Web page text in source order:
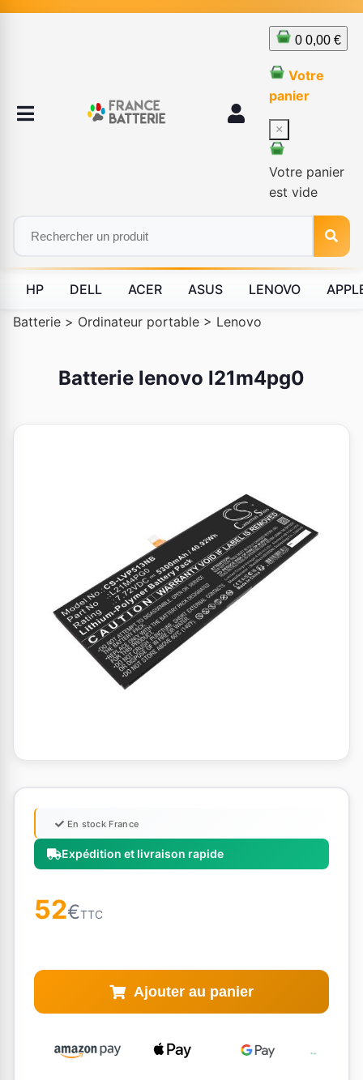
0 0,00 €
Votre
panier
×
Votre panier
est vide
HP DELL ACER ASUS LENOVO
Batterie > Ordinateur portable > Lenovo
Batterie lenovo l21m4pg0
Expédition et livraison rapide
En stock France
52€TTC
Ajouter au panier